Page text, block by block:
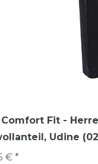
Fit -
Udine
€ *